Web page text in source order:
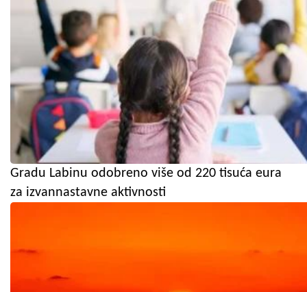
Gradu Labinu odobreno više od 220 tisuća eura
za izvannastavne aktivnosti